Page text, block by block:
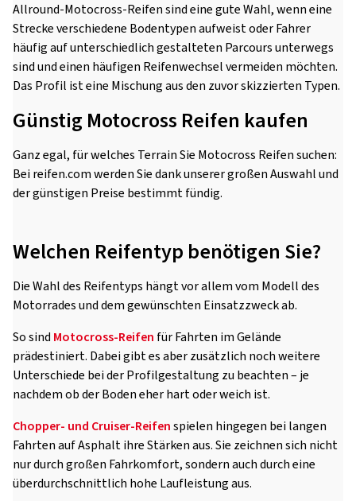
Allround-Motocross-Reifen sind eine gute Wahl, wenn eine
Strecke verschiedene Bodentypen aufweist oder Fahrer
häufig auf unterschiedlich gestalteten Parcours unterwegs
sind und einen häufigen Reifenwechsel vermeiden möchten.
Das Profil ist eine Mischung aus den zuvor skizzierten Typen.
Günstig Motocross Reifen kaufen
Ganz egal, für welches Terrain Sie Motocross Reifen suchen:
Bei reifen.com werden Sie dank unserer großen Auswahl und
der günstigen Preise bestimmt fündig.
Welchen Reifentyp benötigen Sie?
Die Wahl des Reifentyps hängt vor allem vom Modell des
Motorrades und dem gewünschten Einsatzzweck ab.
So sind Motocross-Reifen für Fahrten im Gelände
prädestiniert. Dabei gibt es aber zusätzlich noch weitere
Unterschiede bei der Profilgestaltung zu beachten – je
nachdem ob der Boden eher hart oder weich ist.
Chopper- und Cruiser-Reifenspielen hingegen bei langen
Fahrten auf Asphalt ihre Stärken aus. Sie zeichnen sich nicht
nur durch großen Fahrkomfort, sondern auch durch eine
überdurchschnittlich hohe Laufleistung aus.